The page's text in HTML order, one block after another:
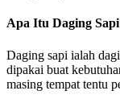
Apa Itu Daging
Daging sapi ialah
dipakai buat
masing tempat tentu